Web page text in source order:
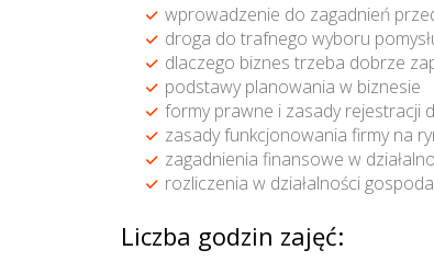
wprowadzenie do zagadnień
droga do trafnego wyboru
dlaczego biznes trzeba dobrze
podstawy planowania w biznesie
formy prawne i zasady rejestracji
zasady funkcjonowania firmy na
zagadnienia finansowe w
rozliczenia w działalności
Liczba godzin zajęć: